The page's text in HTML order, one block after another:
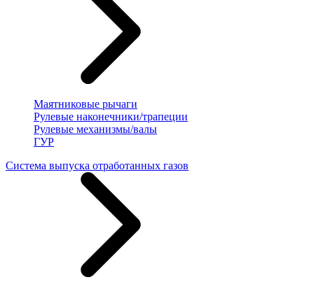
Маятниковые рычаги
Рулевые наконечники/трапеции
Рулевые механизмы/валы
ГУР
Система выпуска отработанных газов